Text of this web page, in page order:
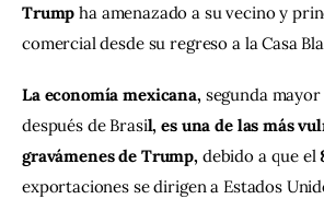
Trump ha amenazado a su vecino y
comercial desde su regreso a la Casa
La economía mexicana, segunda
después de Brasil, es una de las más
gravámenes de Trump, debido a que el
exportaciones se dirigen a Estados